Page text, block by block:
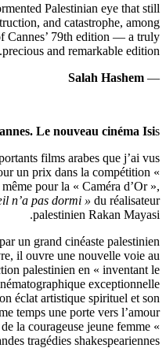
Palestinian eye that still
and catastrophe, among
Cannes’ 79th edition — a truly
precious and remarkable edition.
—
Salah Hashem
Le nouveau cinéma Isis
films arabes que j’ai vus
un prix dans la compétition «
pour la « Caméra d’Or »,
n’a pas dormi » du réalisateur
palestinien Rakan Mayasi.
un grand cinéaste palestinien
il ouvre une nouvelle voie au
palestinien en « inventant le
exceptionnelle
éclat artistique spirituel et son
temps une porte vers l’amour
la courageuse jeune femme «
tragédies shakespeariennes.